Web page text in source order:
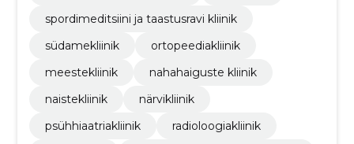
spordimeditsiini ja taastusravi kliinik
südamekliinik
ortopeediakliinik
meestekliinik
nahahaiguste kliinik
naistekliinik
närvikliinik
psühhiaatriakliinik
radioloogiakliinik